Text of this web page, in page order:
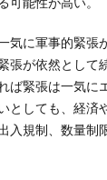
気に軍事的緊張
張が依然として
ば緊張は一気に
としても、経済
入規制、数量制